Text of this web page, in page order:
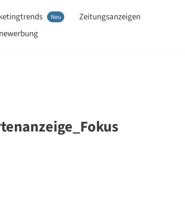
Neu
Zeitungsanzeigen